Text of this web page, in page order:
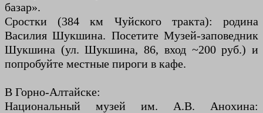
базар».
Сростки (384 км Чуйского тракта): родина
Василия Шукшина. Посетите Музей-заповедник
Шукшина (ул. Шукшина, 86, вход ~200 руб.) и
попробуйте местные пироги в кафе.
В Горно-Алтайске:
Национальный музей им. А.В. Анохина: